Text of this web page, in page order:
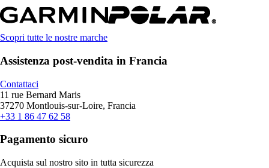
Scopri tutte le nostre marche
Assistenza post-vendita in Francia
Contattaci
11 rue Bernard Maris
37270 Montlouis-sur-Loire, Francia
+33 1 86 47 62 58
Pagamento sicuro
Acquista sul nostro sito in tutta sicurezza